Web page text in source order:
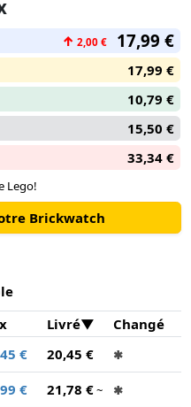
↑ 2,00 € 17,99 €
17,99 €
10,79 €
15,50 €
33,34 €
Lego!
Brickwatch
Livré
Changé
€ 20,45 € ✱
€ 21,78 €~ ✱